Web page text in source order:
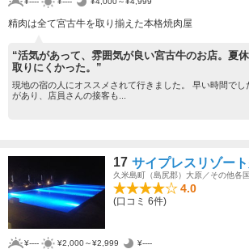
精肉は全て宮古牛を取り揃えた本格焼肉屋
“活気があって、雰囲気が良い宮古牛のお店。夏
取りにくかった。”
現地の宿の人にオススメされて行きました。 早い時間で
があり、店員さんの接客も...
17 サイプレスリゾー
久米島町（島尻郡）大原／その他各
4.0
(口コミ 6件)
¥---- ¥2,000～¥2,999 ¥----